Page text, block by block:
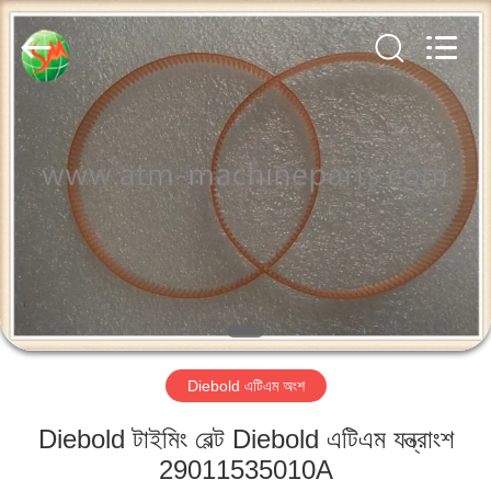
বাড়ি
পণ্য
আমাদের
সম্পর্কে
কারখানা
GSM
International
Trade
Co.,Ltd..
Rights
Reserved.
Diebold এটিএম অংশ
Diebold টাইমিং বেল্ট Diebold এটিএম যন্ত্রাংশ
29011535010A